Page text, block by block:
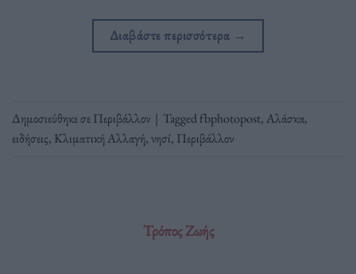
Διαβάστε περισσότερα →
Δημοσιεύθηκε σεΠεριβάλλον | Taggedfbphotopost,Αλάσκα,
ειδήσεις, Κλιματική Αλλαγή,νησί, Περιβάλλον
Τρόπος Ζωής